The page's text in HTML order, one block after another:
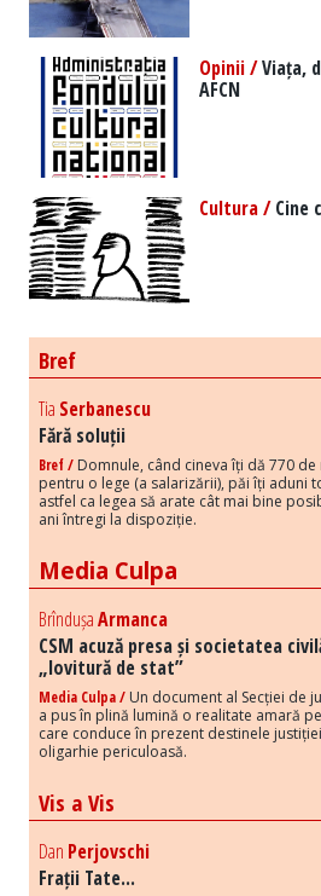
Opinii /Viața,
AFCN
Cultura /Cine
Bref
Tia Serbanescu
Fără soluții
Bref / Domnule, când cineva îți dă 770
pentru o lege (a salarizării), păi îți aduni
astfel ca legea să arate cât mai bine
ani întregi la dispoziție.
Media Culpa
BrîndușaArmanca
CSM acuză presa și societatea
„lovitură de stat”
Media Culpa / Un document al Secției de
a pus în plină lumină o realitate amară
care conduce în prezent destinele
oligarhie periculoasă.
Vis a Vis
Dan Perjovschi
Frații Tate...